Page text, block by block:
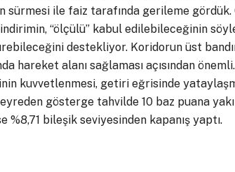
sürmesi ile faiz tarafında gerileme
“ölçülü” kabul edilebileceğinin
destekliyor. Koridorun üst
hareket alanı sağlaması açısından önemli.
kuvvetlenmesi, getiri eğrisinde
gösterge tahvilde 10 baz puana
%8,71 bileşik seviyesinden kapanış yaptı.